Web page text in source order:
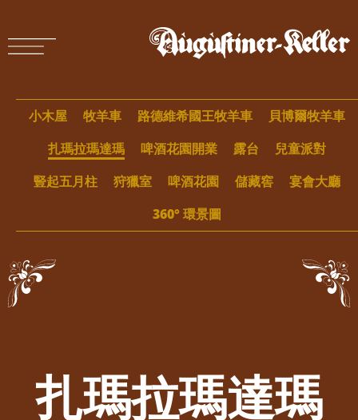
小木屋 牧羊車 路德維希國王牧羊車
貝博爾牧羊車
扎瑪拉瑪達瑪
啤酒花園開業 露台
兒童派對
豎起五月柱
狩獵室 啤酒花園 儲藏窖
宴會大廳
360° 環景圖
扎瑪拉瑪達瑪